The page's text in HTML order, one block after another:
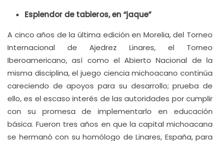
Esplendor de tableros, en “jaque”
A cinco años de la última edición en Morelia, del Torneo
Internacional de Ajedrez Linares, el Torneo
Iberoamericano, así como el Abierto Nacional de la
misma disciplina, el juego ciencia michoacano continúa
careciendo de apoyos para su desarrollo; prueba de
ello, es el escaso interés de las autoridades por cumplir
con su promesa de implementarlo en educación
básica. Fueron tres años en que la capital michoacana
se hermanó con su homólogo de Linares, España, para